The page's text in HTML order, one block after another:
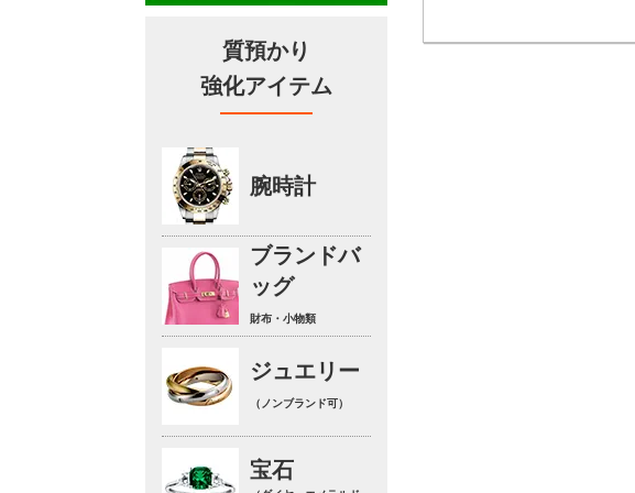
質預かり
強化アイテム
腕時計
ブランドバ
ッグ
財布・小物類
ジュエリー
（ノンブランド可）
宝石